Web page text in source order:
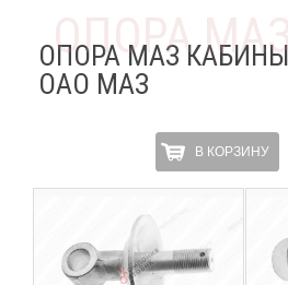
ОПОРА МАЗ
ОАО МАЗ
В КОРЗИНУ